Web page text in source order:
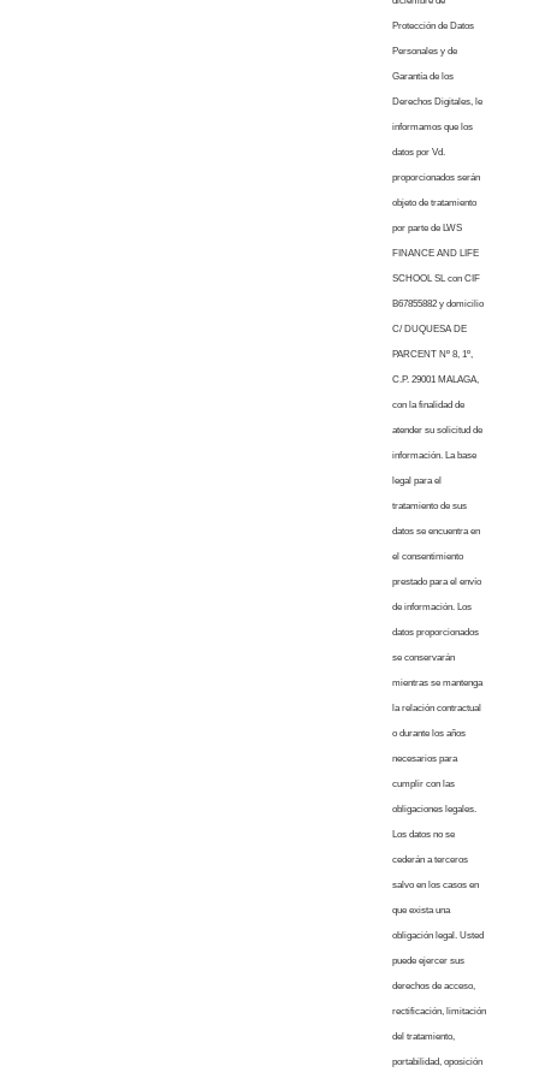
Protección de Datos
Personales y de
Garantía de los
Derechos Digitales, le
informamos que los
datos por Vd.
proporcionados serán
objeto de tratamiento
por parte de LWS
FINANCE AND LIFE
SCHOOL SL con CIF
B67855882 y domicilio
C/ DUQUESA DE
PARCENT Nº 8, 1º,
C.P. 29001 MALAGA,
con la finalidad de
atender su solicitud de
información. La base
legal para el
tratamiento de sus
datos se encuentra en
el consentimiento
prestado para el envío
de información. Los
datos proporcionados
se conservarán
mientras se mantenga
la relación contractual
o durante los años
necesarios para
cumplir con las
obligaciones legales.
Los datos no se
cederán a terceros
salvo en los casos en
que exista una
obligación legal. Usted
puede ejercer sus
derechos de acceso,
rectificación, limitación
del tratamiento,
portabilidad, oposición